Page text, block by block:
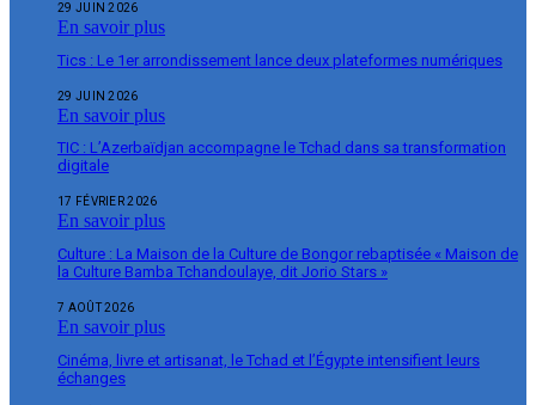
29 JUIN 2026
En savoir plus
Tics : Le 1er arrondissement lance deux plateformes numériques
29 JUIN 2026
En savoir plus
TIC : L’Azerbaïdjan accompagne le Tchad dans sa transformation
digitale
17 FÉVRIER 2026
En savoir plus
Culture : La Maison de la Culture de Bongor rebaptisée « Maison de
la Culture Bamba Tchandoulaye, dit Jorio Stars »
7 AOÛT 2026
En savoir plus
Cinéma, livre et artisanat, le Tchad et l’Égypte intensifient leurs
échanges